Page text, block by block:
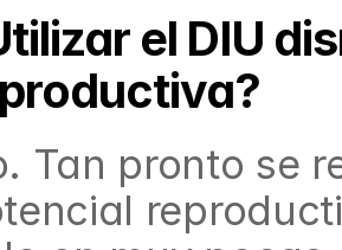
el DIU
Tan pronto se